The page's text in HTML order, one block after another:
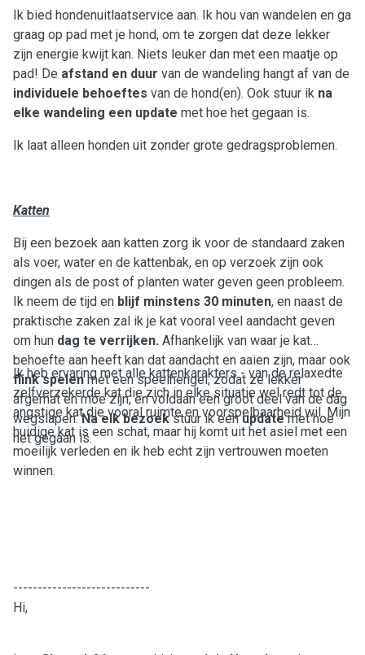
Ik bied hondenuitlaatservice aan. Ik hou van wandelen en ga
graag op pad met je hond, om te zorgen dat deze lekker
zijn energie kwijt kan. Niets leuker dan met een maatje op
pad! De afstand en duur van de wandeling hangt af van de
individuele behoeftes van de hond(en). Ook stuur ik na
elke wandeling een update met hoe het gegaan is.
Ik laat alleen honden uit zonder grote gedragsproblemen.
Katten
Bij een bezoek aan katten zorg ik voor de standaard zaken
als voer, water en de kattenbak, en op verzoek zijn ook
dingen als de post of planten water geven geen probleem.
Ik neem de tijd en blijf minstens 30 minuten, en naast de
praktische zaken zal ik je kat vooral veel aandacht geven
om hun dag te verrijken. Afhankelijk van waar je kat
behoefte aan heeft kan dat aandacht en aaien zijn, maar ook
flink spelenmet een speelhengel, zodat ze lekker
afgemat en moe zijn, en voldaan een groot deel van de dag
wegslapen.Na elk bezoekstuur ik eenupdatemet hoe
het gegaan is.
Ik heb ervaring met alle kattenkarakters - van de relaxedte
zelfverzekerde kat die zich in elke situatie wel redt tot de
angstige kat die vooral ruimte en voorspelbaarheid wil. Mijn
huidige kat is een schat, maar hij komt uit het asiel met een
moeilijk verleden en ik heb echt zijn vertrouwen moeten
winnen.
----------------------------
Hi,